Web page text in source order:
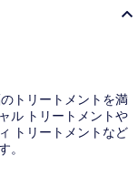
トリートメントを満
ル トリートメントや
トリートメントなど
。